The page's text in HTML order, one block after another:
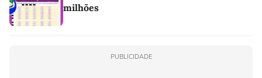
milhões
PUBLICIDADE